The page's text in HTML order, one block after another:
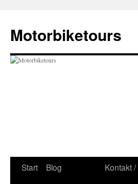
springen
Motorbiketours
Start
Blog
Kontakt /